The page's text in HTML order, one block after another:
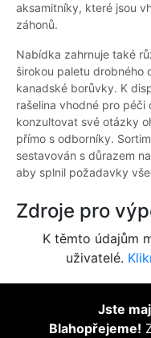
aksamitníky, které jsou
záhonů.
Nabídka zahrnuje také
širokou paletu drobného
kanadské borůvky. K
rašelina vhodné pro péči
konzultovat své otázky
přímo s odborníky.
sestavován s důrazem
aby splnil požadavky
Zdroje pro
K těmto údajům
uživatelé.
Jste
Blahopřejeme!